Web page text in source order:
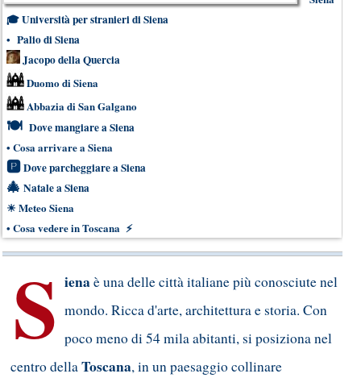
🎓Università per stranieri di Siena
• Palio di Siena
Jacopo della Quercia
Duomo di Siena
Abbazia di San Galgano
🍽 Dove mangiare a Siena
• Cosa arrivare a Siena
🅿 Dove parcheggiare a Siena
🎄 Natale a Siena
☀ Meteo Siena
• Cosa vedere in Toscana ⚡
S ienaè una delle città italiane più conosciute nel
mondo. Ricca d'arte, architettura e storia. Con
poco meno di 54 mila abitanti, si posiziona nel
centro dellaToscana, in un paesaggio collinare